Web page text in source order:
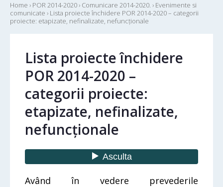
Home › POR 2014-2020› Comunicare 2014-2020. › Evenimente si
comunicate › Lista proiecte închidere POR 2014-2020 – categorii
proiecte: etapizate, nefinalizate, nefuncționale
Lista proiecte închidere
POR 2014-2020 –
categorii proiecte:
etapizate, nefinalizate,
nefuncționale
Având în vedere prevederile